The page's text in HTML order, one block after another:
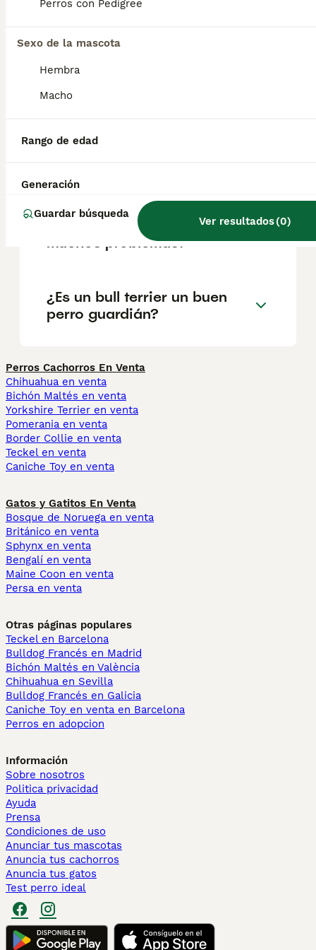
Perros con Pedigree
Sexo de la mascota
Hembra
Macho
Rango de edad
Generación
Guardar búsqueda
Ver resultados(0)
¿Cómo son los bull terrier de
¿Cuántos cachorros puede
¿Los bull terrier tienen
muchos problemas?
¿Es un bull terrier un buen
perro guardián?
Perros Cachorros En Venta
Chihuahua en venta
Bichón Maltés en venta
Yorkshire Terrier en venta
Pomerania en venta
Border Collie en venta
Teckel en venta
Caniche Toy en venta
Gatos y Gatitos En Venta
Bosque de Noruega en venta
Británico en venta
Sphynx en venta
Bengalí en venta
Maine Coon en venta
Persa en venta
Otras páginas populares
Teckel en Barcelona
Bulldog Francés en Madrid
Bichón Maltés en València
Chihuahua en Sevilla
Bulldog Francés en Galicia
Caniche Toy en venta en Barcelona
Perros en adopcion
Información
Sobre nosotros
Politica privacidad
Ayuda
Prensa
Condiciones de uso
Anunciar tus mascotas
Anuncia tus cachorros
Anuncia tus gatos
Test perro ideal